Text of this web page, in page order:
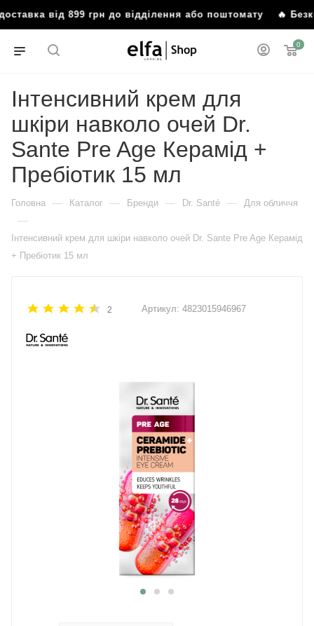
від 899 грн до відділення або поштомату 🔥
0
Інтенсивний крем для
шкіри навколо очей Dr.
Sante Pre Age Керамід +
Пребіотик 15 мл
Головна — Каталог — Бренди — Dr. Santé — Для обличчя
—
Інтенсивний крем для шкіри навколо очей Dr. Sante Pre Age Керамід
+ Пребіотик 15 мл
2 Артикул: 4823015946967